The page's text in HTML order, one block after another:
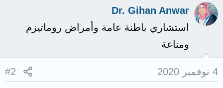
Dr. Gihan Anwar
استشاري باطنة عامة وأمراض روماتيزم
ومناعة
4 نوفمبر 2020 #2